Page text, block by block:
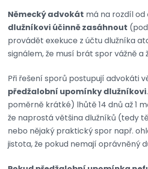
Německý advokát má na rozdíl od
dlužníkovi účinně zasáhnout
provádět exekuce z účtu dlužníka
signálem, že musí brát spor vážně
Při řešení sporů postupují advokáti
předžalobní upomínky dlužníkovi
poměrně krátké) lhůtě 14 dnů až 1
že naprostá většina dlužníků (tedy
nebo nějaký praktický spor např.
jistota, že pokud nemají oprávněný